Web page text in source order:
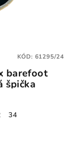
barefoot
špička
34
KÓD: 61295/24